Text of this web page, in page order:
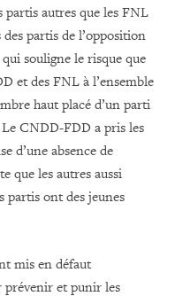
partis autres que les FNL
partis de l’opposition
souligne le risque que
et des FNL à l’ensemble
haut placé d’un parti
CNDD-FDD a pris les
d’une absence de
que les autres aussi
partis ont des jeunes
mis en défaut
prévenir et punir les